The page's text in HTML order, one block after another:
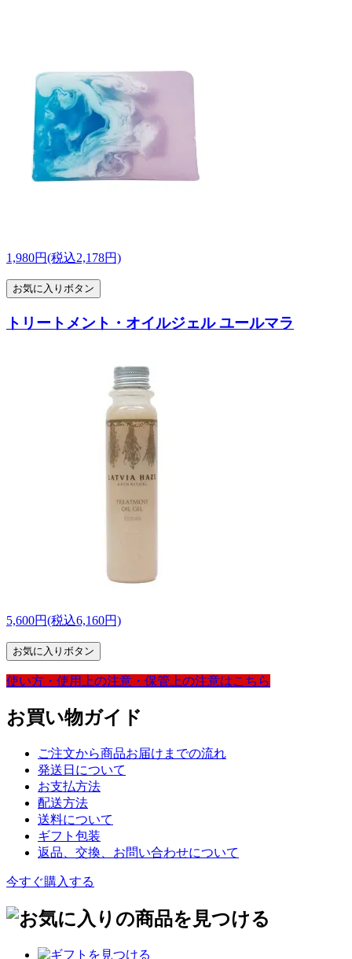
1,980円(税込2,178円)
お気に入りボタン
トリートメント・オイルジェル ユールマラ
5,600円(税込6,160円)
お気に入りボタン
使い方・ 使用上の注意・ 保管上の注意はこちら
お買い物ガイド
ご注文から商品お届けまでの流れ
発送日について
お支払方法
配送方法
送料について
ギフト包装
返品、交換、お問い合わせについて
今すぐ購入する